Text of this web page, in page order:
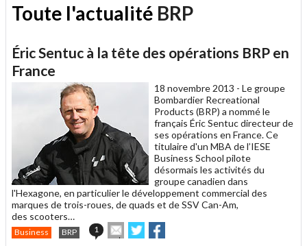
Toute l'actualité BRP
Éric Sentuc à la tête des opérations BRP en
France
18 novembre 2013 - Le groupe
Bombardier Recreational
Products (BRP) a nommé le
français Éric Sentuc directeur de
ses opérations en France. Ce
titulaire d'un MBA de l’IESE
Business School pilote
désormais les activités du
groupe canadien dans
l'Hexagone, en particulier le développement commercial des
marques de trois-roues, de quads et de SSV Can-Am,
des scooters…
Business BRP 1
Envoyer
cet
Partager
sur sur